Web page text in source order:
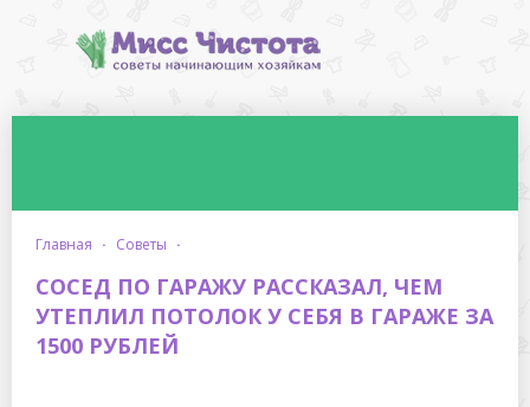
главная · советы ·
СОСЕД ПО ГАРАЖУ РАССКАЗАЛ, ЧЕМ
УТЕПЛИЛ ПОТОЛОК У СЕБЯ В ГАРАЖЕ ЗА
1500 РУБЛЕЙ